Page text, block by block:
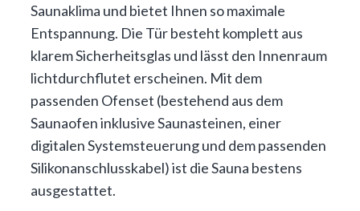
Saunaklima und bietet Ihnen so maximale
Entspannung. Die Tür besteht komplett aus
klarem Sicherheitsglas und lässt den Innenraum
lichtdurchflutet erscheinen. Mit dem
passenden Ofenset (bestehend aus dem
Saunaofen inklusive Saunasteinen, einer
digitalen Systemsteuerung und dem passenden
Silikonanschlusskabel) ist die Sauna bestens
ausgestattet.